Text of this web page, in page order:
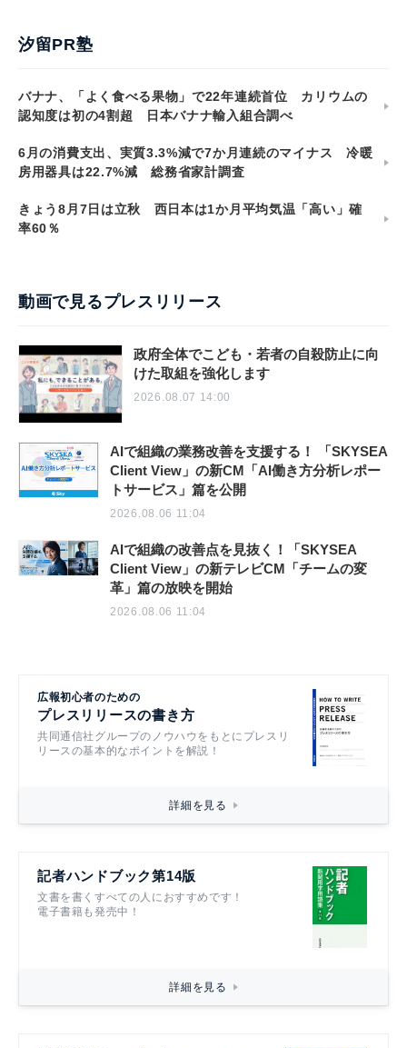
汐留PR塾
バナナ、「よく食べる果物」で22年連続首位 カリウムの
認知度は初の4割超 日本バナナ輸入組合調べ
6月の消費支出、実質3.3%減で7か月連続のマイナス 冷暖
房用器具は22.7%減 総務省家計調査
きょう8月7日は立秋 西日本は1か月平均気温「高い」確
率60％
動画で見るプレスリリース
政府全体でこども・若者の自殺防止に向
けた取組を強化します
2026.08.07 14:00
AIで組織の業務改善を支援する！ 「SKYSEA
Client View」の新CM「AI働き方分析レポー
トサービス」篇を公開
2026.08.06 11:04
AIで組織の改善点を見抜く！「SKYSEA
Client View」の新テレビCM「チームの変
革」篇の放映を開始
2026.08.06 11:04
広報初心者のための
プレスリリースの書き方
共同通信社グループのノウハウをもとにプレスリ
リースの基本的なポイントを解説！
詳細を見る
記者ハンドブック第14版
文書を書くすべての人におすすめです！
電子書籍も発売中！
詳細を見る